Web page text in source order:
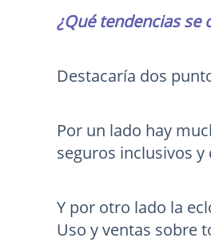
¿Qué tendencias se
Destacaría dos
Por un lado hay
seguros inclusivos y
Y por otro lado la
Uso y ventas sobre